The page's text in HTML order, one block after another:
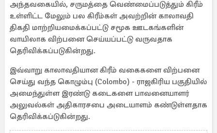
அந்தவகையில், சருமத்தை வெண்மைப்படுத்தும் கிரீம்
உள்ளிட்ட மேலும் பல கிரீம்கள் அவற்றின் காலாவதி
திகதி மாற்றியமைக்கப்பட்டு சமூக ஊடகங்களின்
வாயிலாக விற்பனை செய்யப்பட்டு வருவதாக
தெரிவிக்கப்படுகின்றது.
இவ்வாறு காலாவதியான கிரீம் வகைகளை விற்பனை
செய்து வந்த கொழும்பு (Colombo) - ராஜகிரிய பகுதியில்
அமைந்துள்ள இரண்டு கடைகளை பாவனையாளர்
அலுவல்கள் அதிகாரசபை அடையாளம் கண்டுள்ளதாக
தெரிவிக்கப்டுகின்றது.